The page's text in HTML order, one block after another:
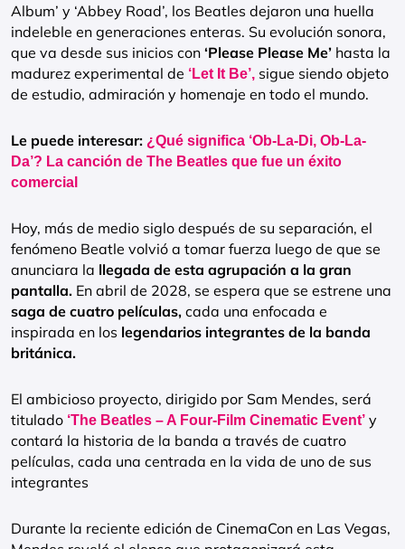
Album’ y ‘Abbey Road’, los Beatles dejaron una huella
indeleble en generaciones enteras. Su evolución sonora,
que va desde sus inicios con ‘Please Please Me’ hasta la
madurez experimental de ‘Let It Be’, sigue siendo objeto
de estudio, admiración y homenaje en todo el mundo.
Le puede interesar: ¿Qué significa ‘Ob-La-Di, Ob-La-
Da’? La canción de The Beatles que fue un éxito
comercial
Hoy, más de medio siglo después de su separación, el
fenómeno Beatle volvió a tomar fuerza luego de que se
anunciara la llegada de esta agrupación a la gran
pantalla. En abril de 2028, se espera que se estrene una
saga de cuatro películas, cada una enfocada e
inspirada en los legendarios integrantes de la banda
británica.
El ambicioso proyecto, dirigido por Sam Mendes, será
titulado ‘The Beatles – A Four-Film Cinematic Event’ y
contará la historia de la banda a través de cuatro
películas, cada una centrada en la vida de uno de sus
integrantes
Durante la reciente edición de CinemaCon en Las Vegas,